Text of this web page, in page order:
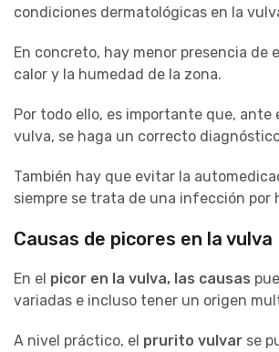
condiciones dermatológicas en la
En concreto, hay menor presencia de
calor y la humedad de la zona.
Por todo ello, es importante que, ante
vulva, se haga un correcto
También hay que evitar la
siempre se trata de una infección por
Causas de picores en la vulva
En el picor en la vulva, las causas
variadas e incluso tener un origen
A nivel práctico, el prurito vulvar se